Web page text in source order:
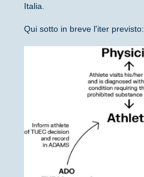
Italia.
Qui sotto in breve l'iter previsto: